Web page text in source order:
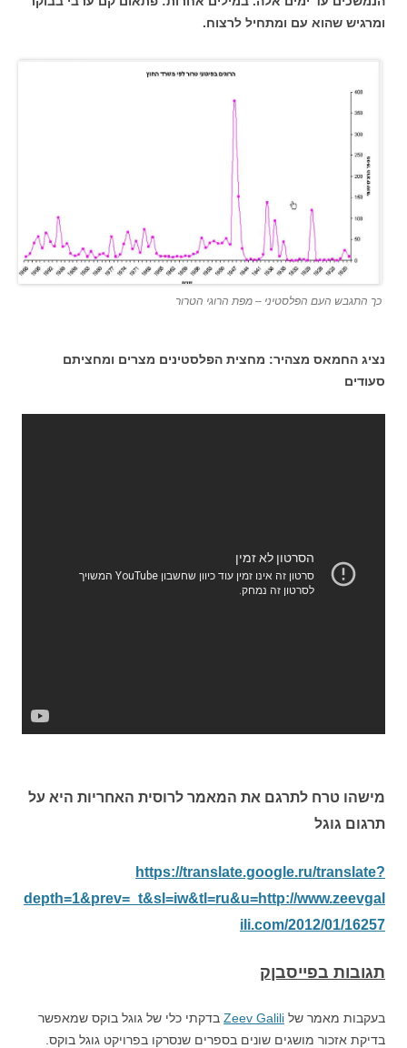
ומרגיש שהוא עם ומתחיל לרצוח.
כך התגבש העם הפלסטיני – מפת הרוגי הטרור
נציג החמאס מצהיר: מחצית הפלסטינים מצרים ומחציתם
סעודים
מישהו טרח לתרגם את המאמר לרוסית האחריות היא על
תרגום גוגל
https://translate.google.ru/translate?
depth=1&prev=_t&sl=iw&tl=ru&u=http://www.zeevgal
ili.com/2012/01/16257
תגובות בפייסבןק
בעקבות מאמר של Zeev Galili בדקתי כלי של גוגל בוקס שמאפשר
בדיקת אזכור מושגים שונים בספרים שנסרקו בפרויקט גוגל בוקס.